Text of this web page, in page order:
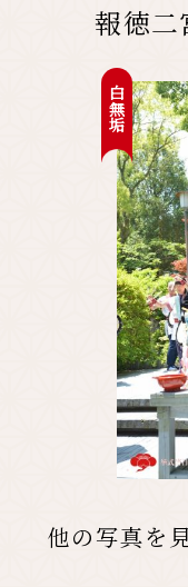
和婚コラム
先輩カップル
報徳
白無垢
他の写真を